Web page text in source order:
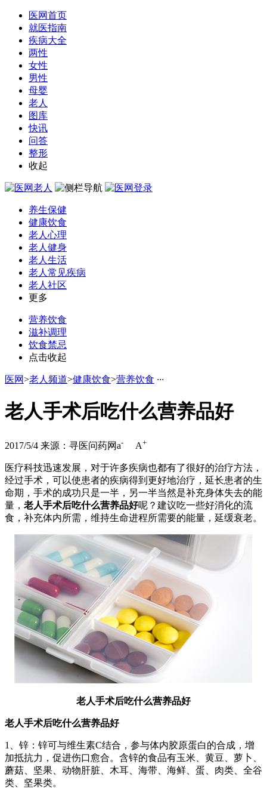
医网首页
就医指南
疾病大全
两性
女性
男性
母婴
老人
图库
快讯
问答
整形
收起
养生保健
健康饮食
老人心理
老人健身
老人生活
老人常见疾病
老人社区
更多
营养饮食
滋补调理
饮食禁忌
点击收起
医网>老人频道>健康饮食>营养饮食 ···
老人手术后吃什么营养品好
2017/5/4 来源：寻医问药网a- A+
医疗科技迅速发展，对于许多疾病也都有了很好的治疗方法，
经过手术，可以使患者的疾病得到更好地治疗，延长患者的生
命期，手术的成功只是一半，另一半当然是补充身体失去的能
量， 老人手术后吃什么营养品好呢？建议吃一些好消化的流
食，补充体内所需，维持生命进程所需要的能量，延缓衰老。
老人手术后吃什么营养品好
老人手术后吃什么营养品好
1、锌：锌可与维生素C结合，参与体内胶原蛋白的合成，增
加抵抗力，促进伤口愈合。含锌的食品有玉米、黄豆、萝卜、
蘑菇、坚果、动物肝脏、木耳、海带、海鲜、蛋、肉类、全谷
类、坚果类。